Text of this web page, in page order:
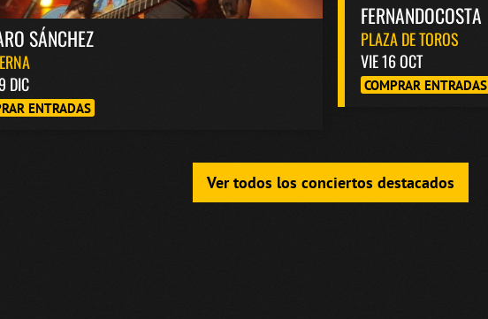
FERNANDOCOSTA
PLAZA DE TOROS
VIE 16 OCT
COMPRAR ENTRADAS
SÁNCHEZ
DIC
ENTRADAS
Ver todos los conciertos destacados